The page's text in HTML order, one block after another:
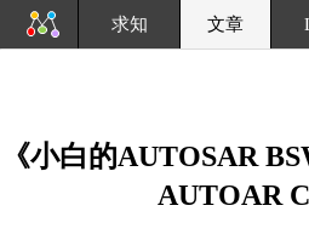
求知 文章
《小白的AUTOSAR
AUTOAR